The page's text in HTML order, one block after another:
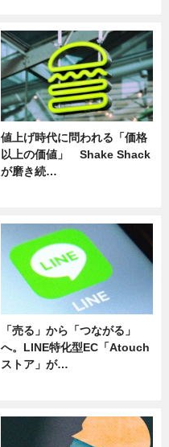
値上げ時代に問われる「価格
以上の価値」 Shake Shack
が磨き続…
「売る」から「つながる」
へ。LINE特化型EC「Atouch
ストア」が…